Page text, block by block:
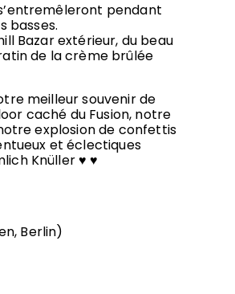
pendant
basses.
Bazar extérieur, du beau
de la crème brûlée
meilleur souvenir de
caché du Fusion, notre
explosion de confettis
et éclectiques
Knüller ♥ ♥
Berlin)